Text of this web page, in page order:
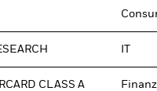
CLASS A